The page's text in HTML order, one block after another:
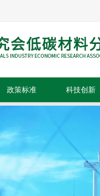
政策标准
标准规范
科技创新